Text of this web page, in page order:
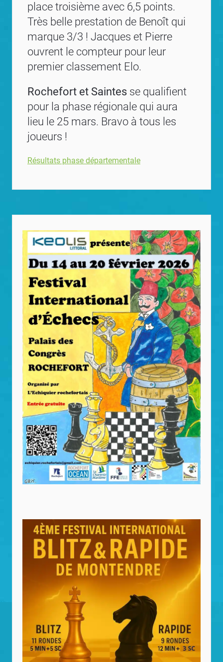
place troisième avec 6,5 points.
Très belle prestation de Benoît qui
marque 3/3 ! Jacques et Pierre
ouvrent le compteur pour leur
premier classement Elo.
Rochefort et Saintes se qualifient
pour la phase régionale qui aura
lieu le 25 mars. Bravo à tous les
joueurs !
Résultats phase départementale